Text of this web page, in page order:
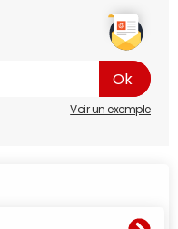
Voir un exemple